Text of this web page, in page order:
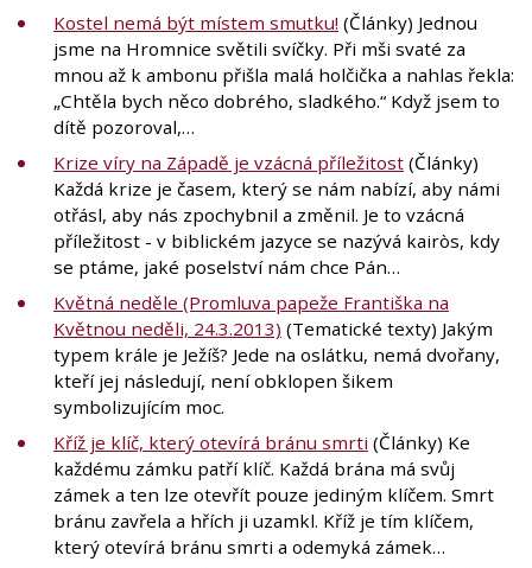
Kostel nemá být místem smutku! (Články) Jednou
jsme na Hromnice světili svíčky. Při mši svaté za
mnou až k ambonu přišla malá holčička a nahlas řekla:
„Chtěla bych něco dobrého, sladkého.“ Když jsem to
dítě pozoroval,…
Krize víry na Západě je vzácná příležitost (Články)
Každá krize je časem, který se nám nabízí, aby námi
otřásl, aby nás zpochybnil a změnil. Je to vzácná
příležitost - v biblickém jazyce se nazývá kairòs, kdy
se ptáme, jaké poselství nám chce Pán…
Květná neděle (Promluva papeže Františka na
Květnou neděli, 24.3.2013) (Tematické texty) Jakým
typem krále je Ježíš? Jede na oslátku, nemá dvořany,
kteří jej následují, není obklopen šikem
symbolizujícím moc.
Kříž je klíč, který otevírá bránu smrti (Články) Ke
každému zámku patří klíč. Každá brána má svůj
zámek a ten lze otevřít pouze jediným klíčem. Smrt
bránu zavřela a hřích ji uzamkl. Kříž je tím klíčem,
který otevírá bránu smrti a odemyká zámek…